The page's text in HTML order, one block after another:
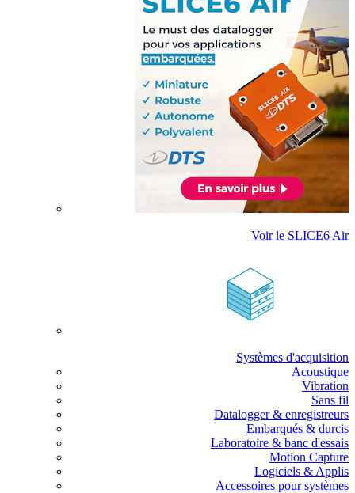
Voir le SLICE6 Air
Systèmes d'acquisition
Acoustique
Vibration
Sans fil
Datalogger & enregistreurs
Embarqués & durcis
Laboratoire & banc d'essais
Motion Capture
Logiciels & Applis
Accessoires pour systèmes